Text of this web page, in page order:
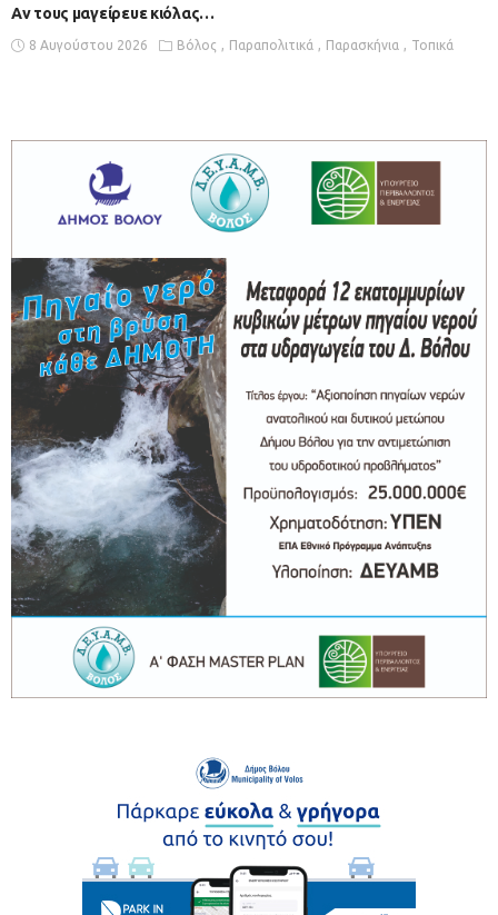
Αν τους μαγείρευε κιόλας…
8 Αυγούστου 2026 Βόλος Παραπολιτικά Παρασκήνια Τοπικά